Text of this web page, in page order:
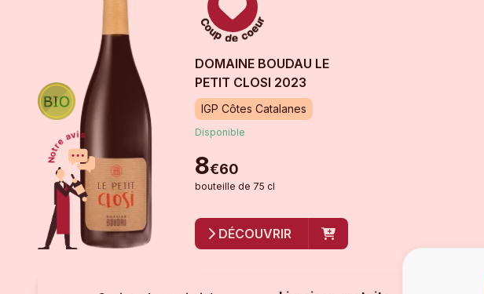
DOMAINE BOUDAU LE
PETIT CLOSI 2023
IGP Côtes Catalanes
Disponible
8€60
bouteille de 75 cl
DÉCOUVRIR